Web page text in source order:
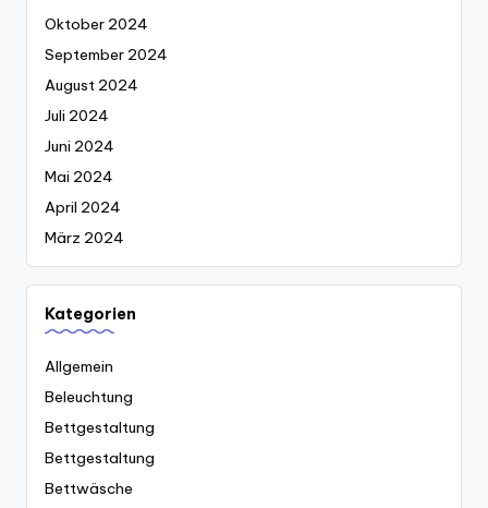
Oktober 2024
September 2024
August 2024
Juli 2024
Juni 2024
Mai 2024
April 2024
März 2024
Kategorien
Allgemein
Beleuchtung
Bettgestaltung
Bettgestaltung
Bettwäsche